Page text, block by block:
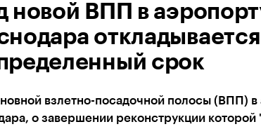
новой ВПП в
срок
взлетно-посадочной полосы (ВПП) в
о завершении реконструкции которой